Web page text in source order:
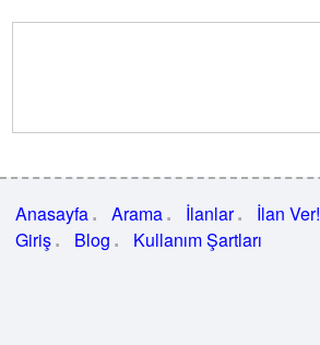
Anasayfa Arama İlanlar
İlan Ver!
Giriş
Blog Kullanım Şartları